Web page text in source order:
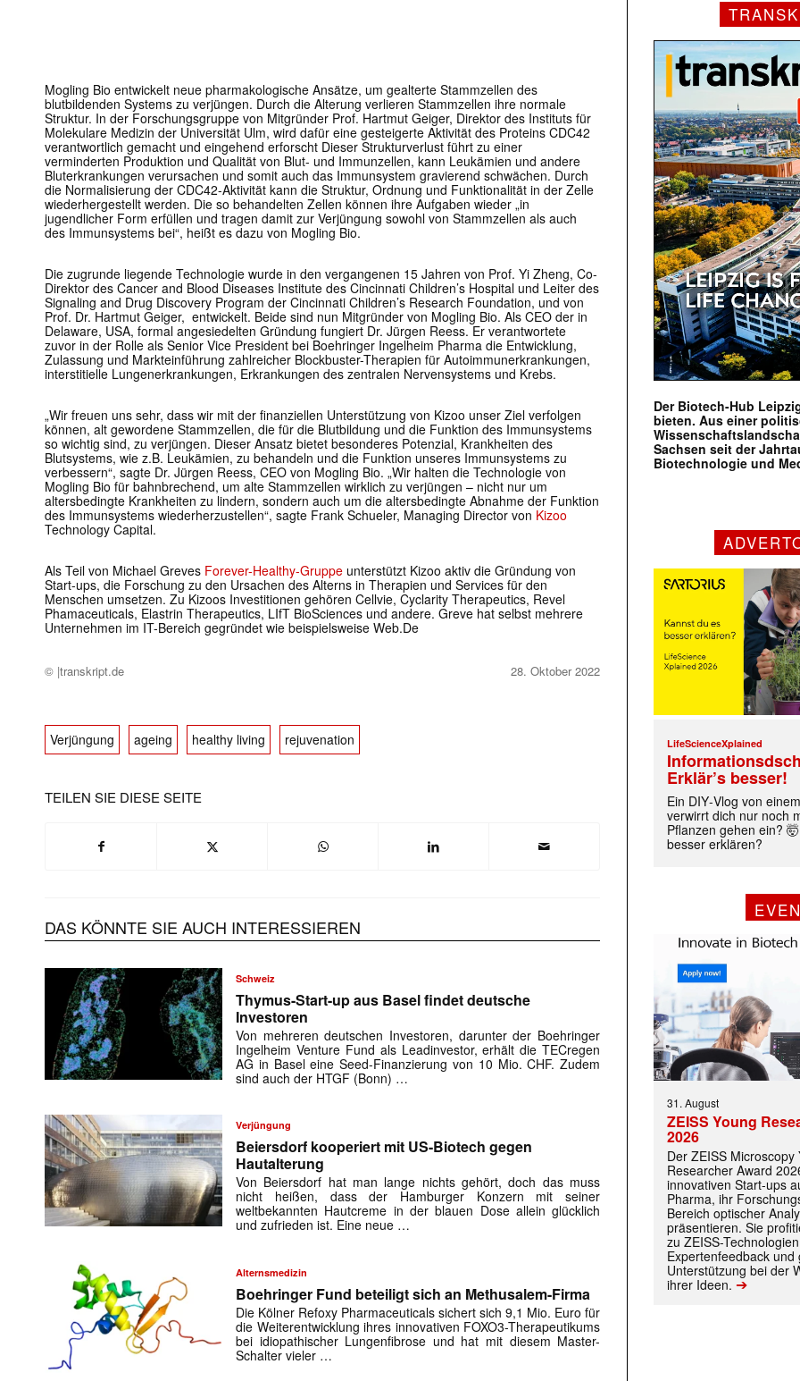
Mogling Bio entwickelt neue pharmakologische Ansätze, um gealterte Stammzellen des
blutbildenden Systems zu verjüngen. Durch die Alterung verlieren Stammzellen ihre normale
Struktur. In der Forschungsgruppe von Mitgründer Prof. Hartmut Geiger, Direktor des Instituts für
Molekulare Medizin der Universität Ulm, wird dafür eine gesteigerte Aktivität des Proteins CDC42
verantwortlich gemacht und eingehend erforscht Dieser Strukturverlust führt zu einer
verminderten Produktion und Qualität von Blut- und Immunzellen, kann Leukämien und andere
Bluterkrankungen verursachen und somit auch das Immunsystem gravierend schwächen. Durch
die Normalisierung der CDC42-Aktivität kann die Struktur, Ordnung und Funktionalität in der Zelle
wiederhergestellt werden. Die so behandelten Zellen können ihre Aufgaben wieder „in
jugendlicher Form erfüllen und tragen damit zur Verjüngung sowohl von Stammzellen als auch
des Immunsystems bei“, heißt es dazu von Mogling Bio.
Die zugrunde liegende Technologie wurde in den vergangenen 15 Jahren von Prof. Yi Zheng, Co-
Direktor des Cancer and Blood Diseases Institute des Cincinnati Children’s Hospital und Leiter des
Signaling and Drug Discovery Program der Cincinnati Children’s Research Foundation, und von
Prof. Dr. Hartmut Geiger, entwickelt. Beide sind nun Mitgründer von Mogling Bio. Als CEO der in
Delaware, USA, formal angesiedelten Gründung fungiert Dr. Jürgen Reess. Er verantwortete
zuvor in der Rolle als Senior Vice President bei Boehringer Ingelheim Pharma die Entwicklung,
Zulassung und Markteinführung zahlreicher Blockbuster-Therapien für Autoimmunerkrankungen,
interstitielle Lungenerkrankungen, Erkrankungen des zentralen Nervensystems und Krebs.
„Wir freuen uns sehr, dass wir mit der finanziellen Unterstützung von Kizoo unser Ziel verfolgen
können, alt gewordene Stammzellen, die für die Blutbildung und die Funktion des Immunsystems
so wichtig sind, zu verjüngen. Dieser Ansatz bietet besonderes Potenzial, Krankheiten des
Blutsystems, wie z.B. Leukämien, zu behandeln und die Funktion unseres Immunsystems zu
verbessern“, sagte Dr. Jürgen Reess, CEO von Mogling Bio. „Wir halten die Technologie von
Mogling Bio für bahnbrechend, um alte Stammzellen wirklich zu verjüngen – nicht nur um
altersbedingte Krankheiten zu lindern, sondern auch um die altersbedingte Abnahme der Funktion
des Immunsystems wiederherzustellen“, sagte Frank Schueler, Managing Director von Kizoo
Technology Capital.
Als Teil von Michael Greves Forever-Healthy-Gruppe unterstützt Kizoo aktiv die Gründung von
Start-ups, die Forschung zu den Ursachen des Alterns in Therapien und Services für den
Menschen umsetzen. Zu Kizoos Investitionen gehören Cellvie, Cyclarity Therapeutics, Revel
Phamaceuticals, Elastrin Therapeutics, LIfT BioSciences und andere. Greve hat selbst mehrere
Unternehmen im IT-Bereich gegründet wie beispielsweise Web.De
© |transkript.de 28. Oktober 2022
Verjüngung ageing healthy living rejuvenation
TEILEN SIE DIESE SEITE
DAS KÖNNTE SIE AUCH INTERESSIEREN
Schweiz
Thymus-Start-up aus Basel findet deutsche
Investoren
Von mehreren deutschen Investoren, darunter der Boehringer
Ingelheim Venture Fund als Leadinvestor, erhält die TECregen
AG in Basel eine Seed-Finanzierung von 10 Mio. CHF. Zudem
sind auch der HTGF (Bonn) …
Verjüngung
Beiersdorf kooperiert mit US-Biotech gegen
Hautalterung
Von Beiersdorf hat man lange nichts gehört, doch das muss
nicht heißen, dass der Hamburger Konzern mit seiner
weltbekannten Hautcreme in der blauen Dose allein glücklich
und zufrieden ist. Eine neue …
Alternsmedizin
Boehringer Fund beteiligt sich an Methusalem-Firma
Die Kölner Refoxy Pharmaceuticals sichert sich 9,1 Mio. Euro für
die Weiterentwicklung ihres innovativen FOXO3-Therapeutikums
bei idiopathischer Lungenfibrose und hat mit diesem Master-
Schalter vieler …
Der Biotech-Hub
bieten. Aus einer
Sachsen seit der
Biotechnologie und
LifeScienceXplained
Erklär’s besser!
Ein DIY‑Vlog von
verwirrt dich nur noch
Pflanzen gehen ein?
besser erklären?
31. August
ZEISS Young
2026
Der ZEISS Microscopy
Researcher Award
innovativen Start-ups
Pharma, ihr
Bereich optischer
präsentieren. Sie
zu ZEISS-
Expertenfeedback und
Unterstützung bei der
ihrer Ideen. ➔